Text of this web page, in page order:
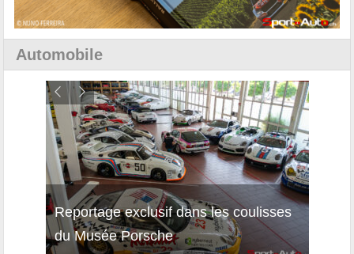
Automobile
Reportage exclusif dans les coulisses
du Musée Porsche